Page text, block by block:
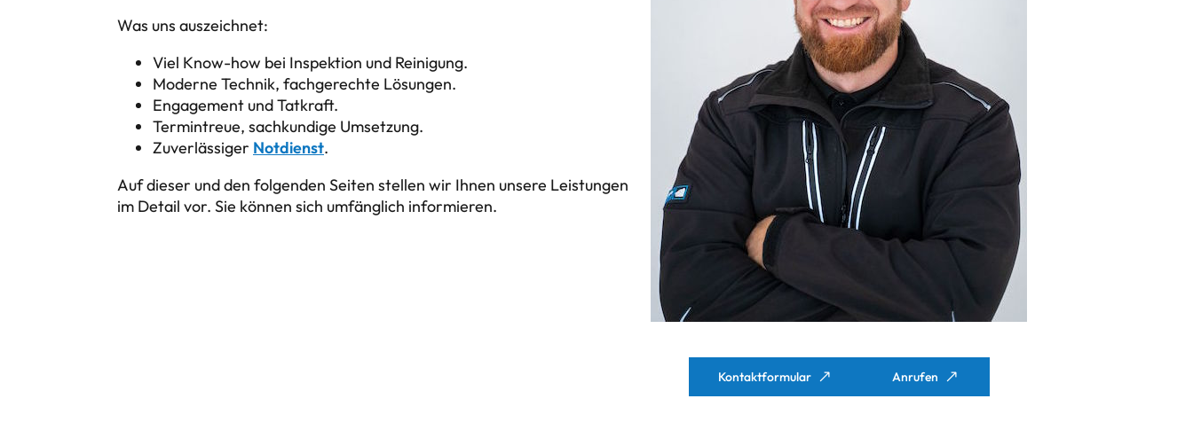
Was uns auszeichnet:
Viel Know-how bei Inspektion und Reinigung.
Moderne Technik, fachgerechte Lösungen.
Engagement und Tatkraft.
Termintreue, sachkundige Umsetzung.
Zuverlässiger Notdienst.
Auf dieser und den folgenden Seiten stellen wir Ihnen unsere Leistungen
im Detail vor. Sie können sich umfänglich informieren.
Kontaktformular Anrufen